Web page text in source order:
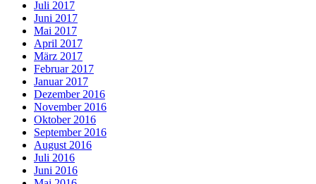
Juli 2017
Juni 2017
Mai 2017
April 2017
März 2017
Februar 2017
Januar 2017
Dezember 2016
November 2016
Oktober 2016
September 2016
August 2016
Juli 2016
Juni 2016